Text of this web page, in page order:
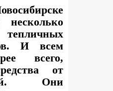
несколько
тепличных
И всем
всего,
от
Они